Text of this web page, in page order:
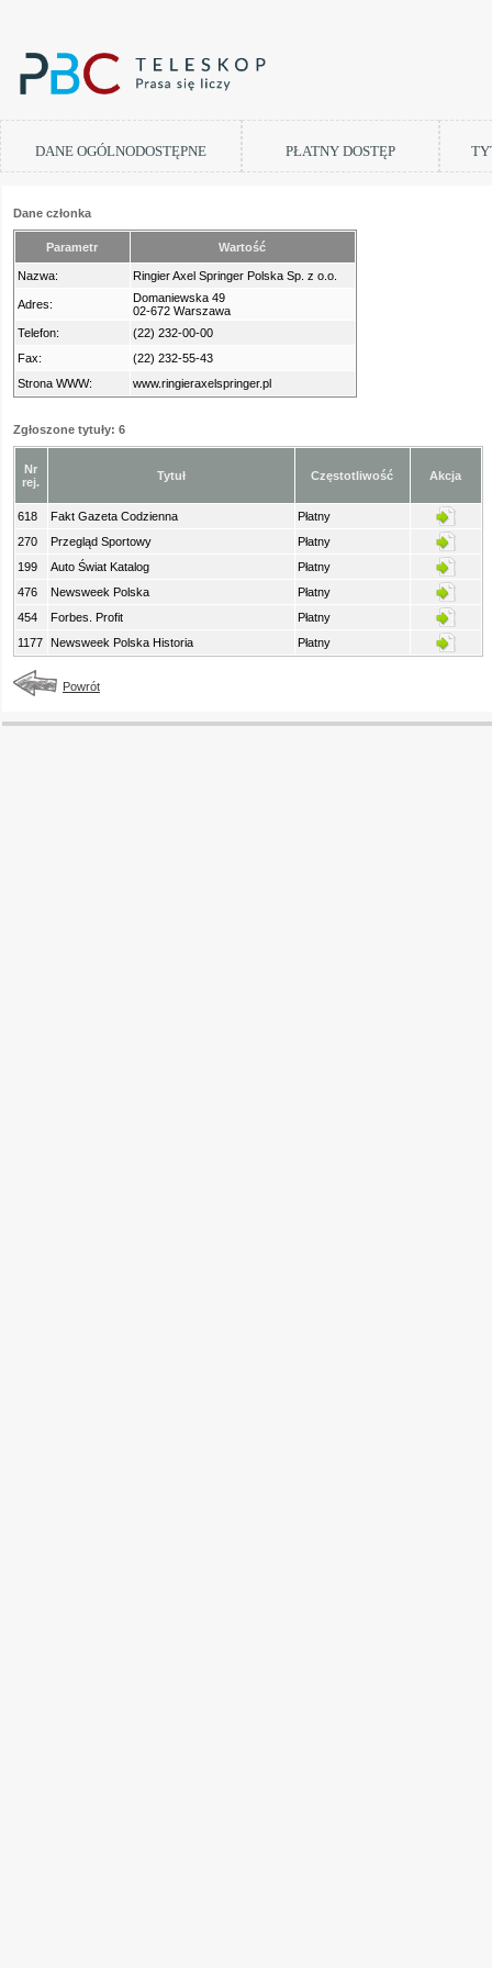
DANE OGÓLNODOSTĘPNE PŁATNY DOSTĘP
Dane członka
Parametr Wartość
Nazwa: Ringier Axel Springer Polska Sp. z o.o.
Adres:
Domaniewska 49
02-672 Warszawa
Telefon:
(22) 232-00-00
Fax:
(22) 232-55-43
Strona WWW:
www.ringieraxelspringer.pl
Zgłoszone tytuły: 6
Nr
rej.
Tytuł Częstotliwość Akcja
618 Fakt Gazeta Codzienna
Płatny
270
Przegląd Sportowy
Płatny
199
Auto Świat Katalog
Płatny
476
Newsweek Polska
Płatny
454
Forbes. Profit
Płatny
1177
Newsweek Polska Historia Płatny
Powrót